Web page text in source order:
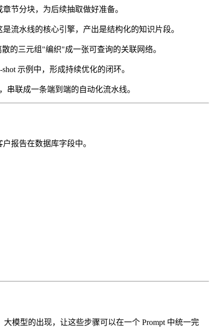
节分块，为后续抽取做好准备。
流水线的核心引擎，产出是结构化的知识片段。
的三元组"编织"成一张可查询的关联网络。
示例中，形成持续优化的闭环。
联成一条端到端的自动化流水线。
报告在数据库字段中。
模型的出现，让这些步骤可以在一个 Prompt 中统一完